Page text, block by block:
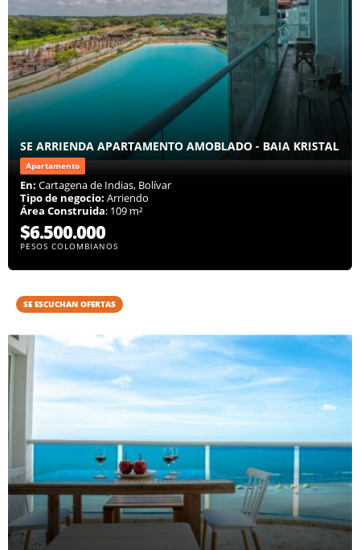
SE ARRIENDA APARTAMENTO AMOBLADO - BAIA KRISTAL
Apartamento
En: Cartagena de Indias, Bolívar
Tipo de negocio: Arriendo
Área Construida: 109 m²
$6.500.000
PESOS COLOMBIANOS
SE ESCUCHAN OFERTAS